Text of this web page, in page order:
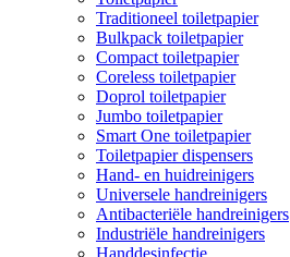
Traditioneel toiletpapier
Bulkpack toiletpapier
Compact toiletpapier
Coreless toiletpapier
Doprol toiletpapier
Jumbo toiletpapier
Smart One toiletpapier
Toiletpapier dispensers
Hand- en huidreinigers
Universele handreinigers
Antibacteriële handreinigers
Industriële handreinigers